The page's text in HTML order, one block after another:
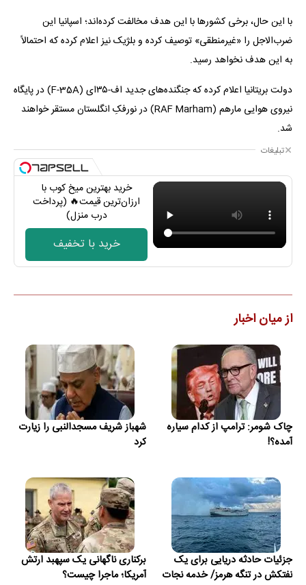
با این حال، برخی کشورها با این هدف مخالفت کرده‌اند؛ اسپانیا این
ضرب‌الاجل را «غیرمنطقی» توصیف کرده و بلژیک نیز اعلام کرده که احتمالاً
به این هدف نخواهد رسید.
دولت بریتانیا اعلام کرده که جنگنده‌های جدید اف-۳۵‌ای (F-35A) در پایگاه
نیروی هوایی مارهم (RAF Marham) در نورفکِ انگلستان مستقر خواهند
شد.
تبلیغات
خرید بهترین میخ کوب با
ارزان‌ترین قیمت🔥 (پرداخت
درب منزل)
خرید با تخفیف
از میان اخبار
چاک شومر: ترامپ از کدام سیاره
آمده؟!
شهباز شریف مسجدالنبی را زیارت
کرد
جزئیات حادثه دریایی برای یک
نفتکش در تنگه هرمز/ خدمه نجات
برکناری ناگهانی یک سپهبد ارتش
آمریکا؛ ماجرا چیست؟